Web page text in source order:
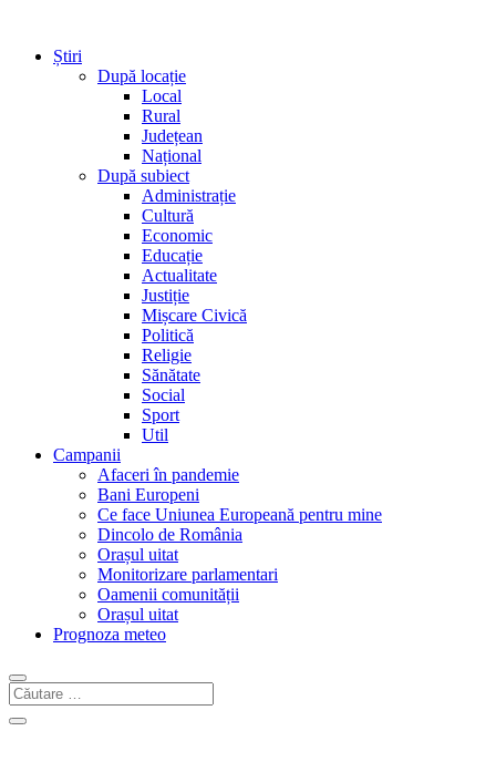
Știri
După locație
Local
Rural
Județean
Național
După subiect
Administrație
Cultură
Economic
Educație
Actualitate
Justiție
Mișcare Civică
Politică
Religie
Sănătate
Social
Sport
Util
Campanii
Afaceri în pandemie
Bani Europeni
Ce face Uniunea Europeană pentru mine
Dincolo de România
Orașul uitat
Monitorizare parlamentari
Oamenii comunității
Orașul uitat
Prognoza meteo